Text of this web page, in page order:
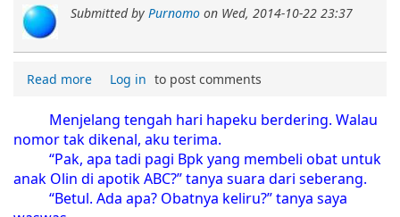
Submitted by Purnomo on Wed, 2014-10-22 23:37
Read more Log in to post comments
Menjelang tengah hari hapeku berdering. Walau
nomor tak dikenal, aku terima.
“Pak, apa tadi pagi Bpk yang membeli obat untuk
anak Olin di apotik ABC?” tanya suara dari seberang.
“Betul. Ada apa? Obatnya keliru?” tanya saya